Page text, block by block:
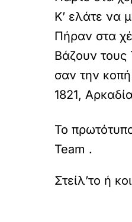
Κ’ ελάτε να
Πήραν στα
Βάζουν τους
σαν την
1821,
Το
Team .